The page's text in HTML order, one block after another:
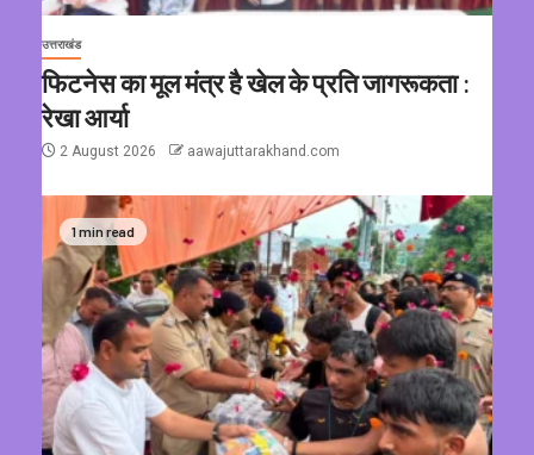
उत्तराखंड
फिटनेस का मूल मंत्र है खेल के प्रति जागरूकता :
रेखा आर्या
2 August 2026 aawajuttarakhand.com
1 min read